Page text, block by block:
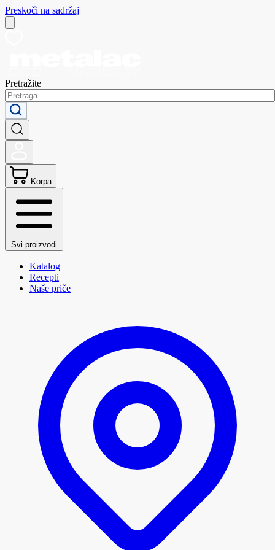
Preskoči na sadržaj
Pretražite
Korpa
Svi proizvodi
Katalog
Recepti
Naše priče